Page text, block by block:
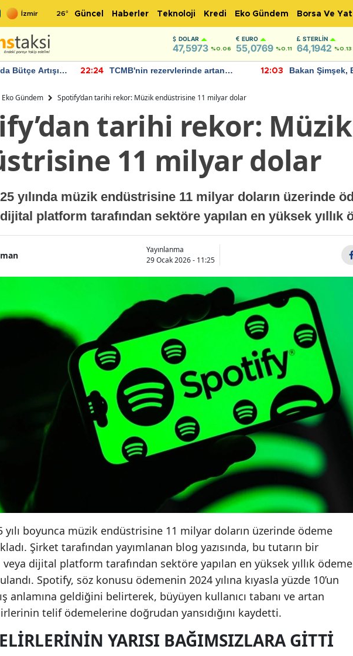
26° Güncel Haberler Teknoloji Kredi Eko Gündem Borsa Ve
DOLAR
47,5973 %0.06
EURO
55,0769 %0.11
STERLIN
64,1942 %0.13
Bütçe Artışı
22:24
TCMB'nin rezervlerinde artan
12:03
Bakan Şimşek,
Eko Gündem Spotify’dan tarihi rekor: Müzik endüstrisine 11 milyar dolar
tarihi rekor: Müzik
11 milyar dolar
yılında müzik endüstrisine 11 milyar doların üzerinde
platform tarafından sektöre yapılan en yüksek yıllık
Yayınlanma
29 Ocak 2026 - 11:25
yılı boyunca müzik endüstrisine 11 milyar doların üzerinde ödeme
Şirket tarafından yayımlanan blog yazısında, bu tutarın bir
dijital platform tarafından sektöre yapılan en yüksek yıllık ödeme
Spotify, söz konusu ödemenin 2024 yılına kıyasla yüzde 10’un
anlamına geldiğini belirterek, büyüyen kullanıcı tabanı ve artan
telif ödemelerine doğrudan yansıdığını kaydetti.
YARISI BAĞIMSIZLARA GITTI